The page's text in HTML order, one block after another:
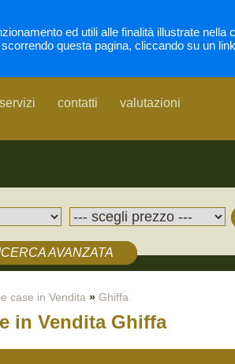
ed utili alle finalità illustrate nella
questa pagina, cliccando su un
servizi contatti valutazioni
AVANZATA
case in Vendita » Ghiffa
in Vendita Ghiffa